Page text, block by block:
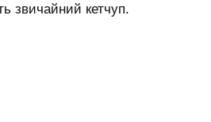
звичайний кетчуп.